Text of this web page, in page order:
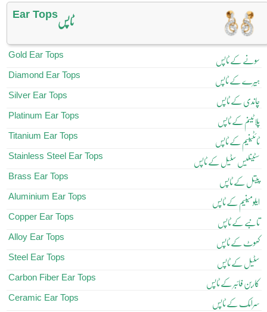
Ear Topsٹاپس
Gold Ear Tops سونے کے ٹاپس
Diamond Ear Tops ہیرے کے ٹاپس
Silver Ear Tops چاندی کے ٹاپس
Platinum Ear Tops پلاٹینم کے ٹاپس
Titanium Ear Tops ٹائٹینیم کے ٹاپس
Stainless Steel Ear Tops سٹینلیس سٹیل کے ٹاپس
Brass Ear Tops پیتل کے ٹاپس
Aluminium Ear Tops ایلومینیم کے ٹاپس
Copper Ear Tops تانبے کے ٹاپس
Alloy Ear Tops کھوٹ کے ٹاپس
Steel Ear Tops سٹیل کے ٹاپس
Carbon Fiber Ear Tops کاربن فائبر کے ٹاپس
Ceramic Ear Tops سرامک کے ٹاپس